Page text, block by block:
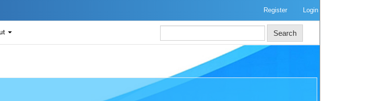
Register Login
Search